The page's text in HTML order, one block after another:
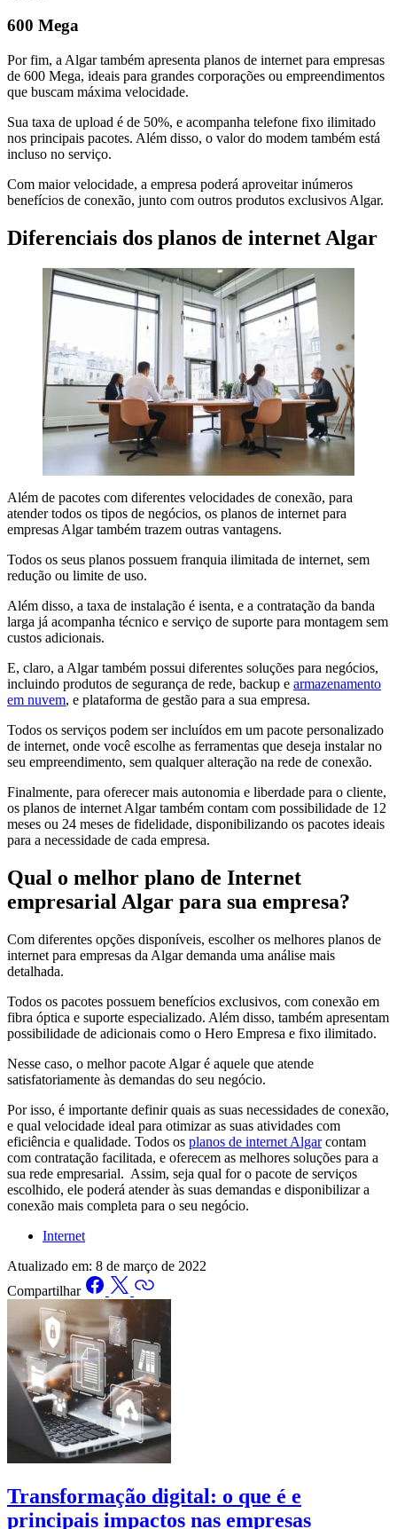
600 Mega
Por fim, a Algar também apresenta planos de internet para empresas
de 600 Mega, ideais para grandes corporações ou empreendimentos
que buscam máxima velocidade.
Sua taxa de upload é de 50%, e acompanha telefone fixo ilimitado
nos principais pacotes. Além disso, o valor do modem também está
incluso no serviço.
Com maior velocidade, a empresa poderá aproveitar inúmeros
benefícios de conexão, junto com outros produtos exclusivos Algar.
Diferenciais dos planos de internet Algar
Além de pacotes com diferentes velocidades de conexão, para
atender todos os tipos de negócios, os planos de internet para
empresas Algar também trazem outras vantagens.
Todos os seus planos possuem franquia ilimitada de internet, sem
redução ou limite de uso.
Além disso, a taxa de instalação é isenta, e a contratação da banda
larga já acompanha técnico e serviço de suporte para montagem sem
custos adicionais.
E, claro, a Algar também possui diferentes soluções para negócios,
incluindo produtos de segurança de rede, backup e armazenamento
em nuvem, e plataforma de gestão para a sua empresa.
Todos os serviços podem ser incluídos em um pacote personalizado
de internet, onde você escolhe as ferramentas que deseja instalar no
seu empreendimento, sem qualquer alteração na rede de conexão.
Finalmente, para oferecer mais autonomia e liberdade para o cliente,
os planos de internet Algar também contam com possibilidade de 12
meses ou 24 meses de fidelidade, disponibilizando os pacotes ideais
para a necessidade de cada empresa.
Qual o melhor plano de Internet
empresarial Algar para sua empresa?
Com diferentes opções disponíveis, escolher os melhores planos de
internet para empresas da Algar demanda uma análise mais
detalhada.
Todos os pacotes possuem benefícios exclusivos, com conexão em
fibra óptica e suporte especializado. Além disso, também apresentam
possibilidade de adicionais como o Hero Empresa e fixo ilimitado.
Nesse caso, o melhor pacote Algar é aquele que atende
satisfatoriamente às demandas do seu negócio.
Por isso, é importante definir quais as suas necessidades de conexão,
e qual velocidade ideal para otimizar as suas atividades com
eficiência e qualidade. Todos os planos de internet Algarcontam
com contratação facilitada, e oferecem as melhores soluções para a
sua rede empresarial. Assim, seja qual for o pacote de serviços
escolhido, ele poderá atender às suas demandas e disponibilizar a
conexão mais completa para o seu negócio.
Internet
Atualizado em: 8 de março de 2022
Compartilhar
Transformação digital: o que é e
principais impactos nas empresas